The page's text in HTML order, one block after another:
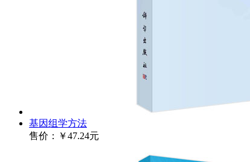
基因组学方法
售价：
￥47.24元